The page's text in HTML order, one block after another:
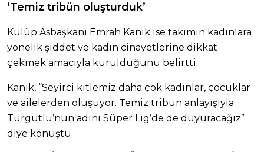
‘Temiz tribün oluşturduk’
Kulüp Asbaşkanı Emrah Kanık ise takımın kadınlara
yönelik şiddet ve kadın cinayetlerine dikkat
çekmek amacıyla kurulduğunu belirtti.
Kanık, “Seyirci kitlemiz daha çok kadınlar, çocuklar
ve ailelerden oluşuyor. Temiz tribün anlayışıyla
Turgutlu’nun adını Süper Lig’de de duyuracağız”
diye konuştu.